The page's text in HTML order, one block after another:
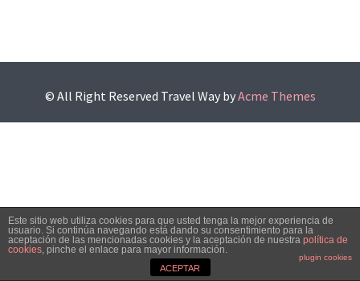
© All Right Reserved Travel Way byAcme Themes
Este sitio web utiliza cookies para que usted tenga la mejor experiencia de
usuario. Si continúa navegando está dando su consentimiento para la
aceptación de las mencionadas cookies y la aceptación de nuestra política de
cookies, pinche el enlace para mayor información.
plugin cookies
ACEPTAR